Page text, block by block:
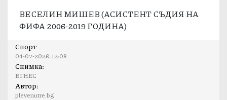
Спорт
04-07-2026, 12:08
Снимка:
БГНЕС
Автор:
plevenutre.bg
ВЕСЕЛИН МИШЕВ (АСИСТЕНТ СЪДИЯ НА
ФИФА 2006-2019 ГОДИНА)